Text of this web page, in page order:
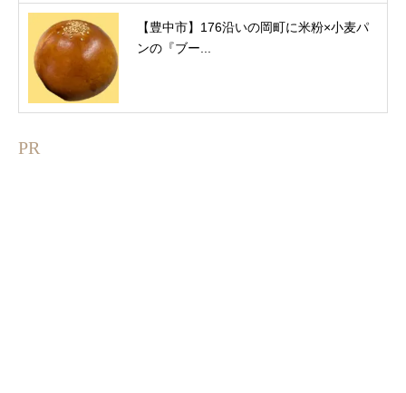
【豊中市】176沿いの岡町に米粉×小麦パ
ンの『ブー...
PR